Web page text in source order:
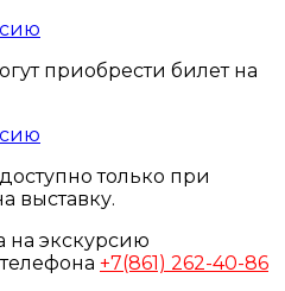
приобрести билет на
только при
выставку.
на экскурсию
+7(861) 262-40-86